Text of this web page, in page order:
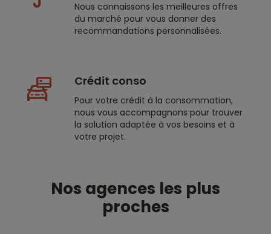
Nous connaissons les meilleures offres
du marché pour vous donner des
recommandations personnalisées.
Crédit conso
Pour votre crédit à la consommation,
nous vous accompagnons pour trouver
la solution adaptée à vos besoins et à
votre projet.
Nos agences les plus
proches